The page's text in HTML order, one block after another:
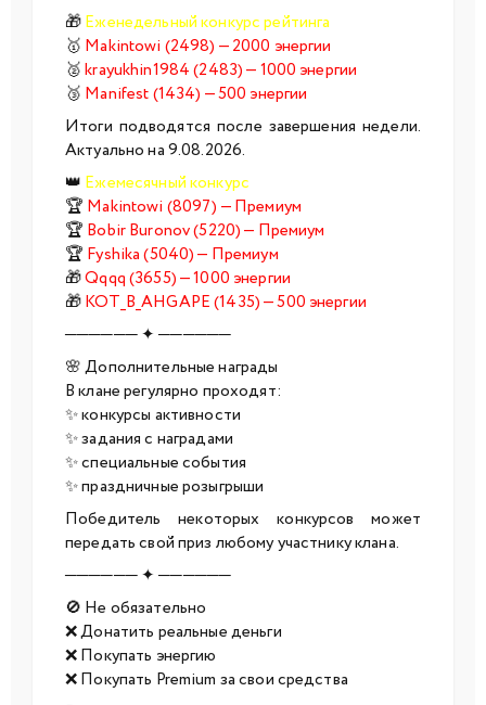
🎁Еженедельный конкурс рейтинга
🥇 Makintowi (2498) — 2000 энергии
🥈krayukhin1984 (2483) — 1000 энергии
🥉 Manifest (1434) — 500 энергии
Итоги подводятся после завершения недели.
Актуально на 9.08.2026.
👑 Ежемесячный конкурс
🏆 Makintowi (8097) — Премиум
🏆 Bobir Buronov (5220) — Премиум
🏆 Fyshika (5040) — Премиум
🎁Qqqq (3655) — 1000 энергии
🎁KOT_B_AHGAPE (1435) — 500 энергии
────── ✦ ──────
🌸 Дополнительные награды
В клане регулярно проходят:
✨ конкурсы активности
✨ задания с наградами
✨ специальные события
✨ праздничные розыгрыши
Победитель некоторых конкурсов может
передать свой приз любому участнику клана.
────── ✦ ──────
🚫 Не обязательно
❌ Донатить реальные деньги
❌ Покупать энергию
❌ Покупать Premium за свои средства